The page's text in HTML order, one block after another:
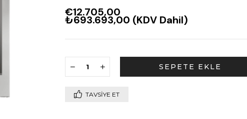
€12.705,00
₺693.693,00 (KDV Dahil)
TAVSIYE ET